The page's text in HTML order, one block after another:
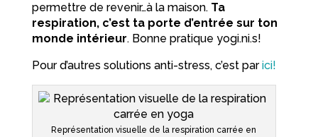
permettre de revenir…à la maison. Ta
respiration, c’est ta porte d’entrée sur ton
monde intérieur. Bonne pratique yogi.ni.s!
Pour d’autres solutions anti-stress, c’est parici!
Représentation visuelle de la respiration carrée en